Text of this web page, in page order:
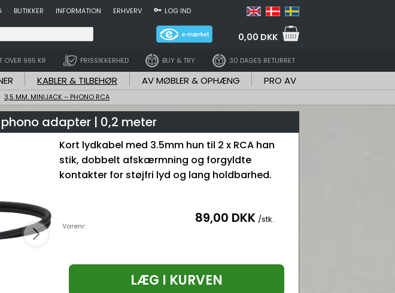
BUTIKKER INFORMATION ERHVERV LOG IND
0,00 DKK
OVER 995 KR PRISSIKKERHED BUY & TRY 30 DAGES RETURRET
KABLER & TILBEHØR AV MØBLER & OPHÆNG PRO AV
3,5 MM. MINIJACK – PHONO RCA
adapter | 0,2 meter
Kort lydkabel med 3.5mm hun til 2 x RCA han
stik, dobbelt afskærmning og forgyldte
kontakter for støjfri lyd og lang holdbarhed.
Varenr: 89,00 DKK /stk.
LÆG I KURVEN